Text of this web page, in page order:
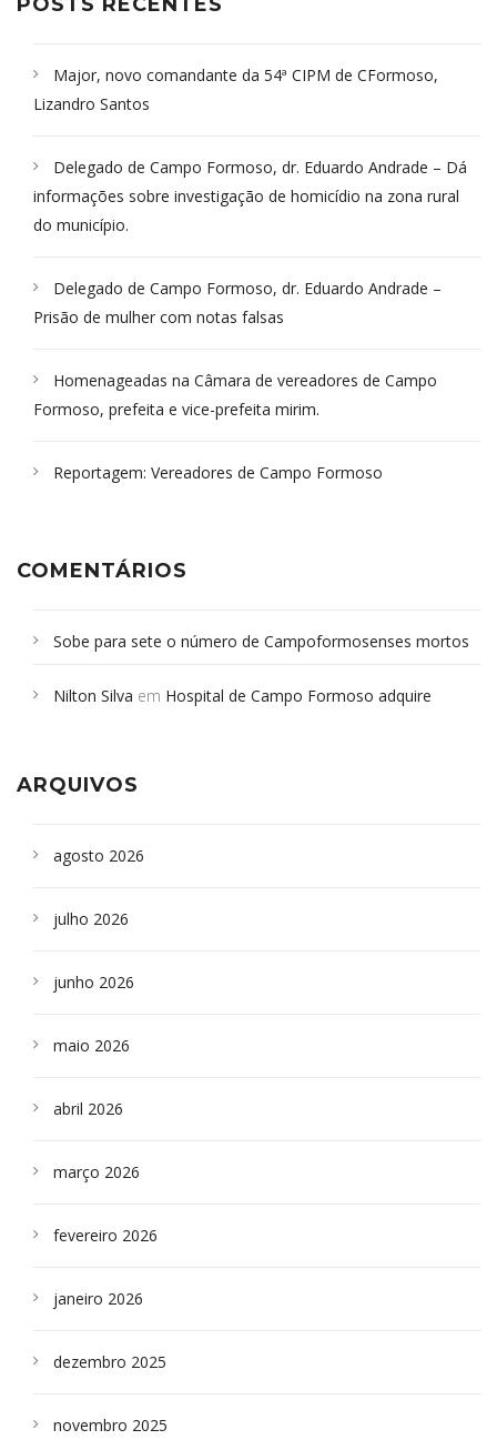
Major, novo comandante da 54ª CIPM de CFormoso,
Lizandro Santos
Delegado de Campo Formoso, dr. Eduardo Andrade – Dá
informações sobre investigação de homicídio na zona rural
do município.
Delegado de Campo Formoso, dr. Eduardo Andrade –
Prisão de mulher com notas falsas
Homenageadas na Câmara de vereadores de Campo
Formoso, prefeita e vice-prefeita mirim.
Reportagem: Vereadores de Campo Formoso
COMENTÁRIOS
Sobe para sete o número de Campoformosenses mortos
Campoformosenses que morreram em desabamentos são
Nilton Silva em Hospital de Campo Formoso adquire
ARQUIVOS
agosto 2026
julho 2026
junho 2026
maio 2026
abril 2026
março 2026
fevereiro 2026
janeiro 2026
dezembro 2025
novembro 2025